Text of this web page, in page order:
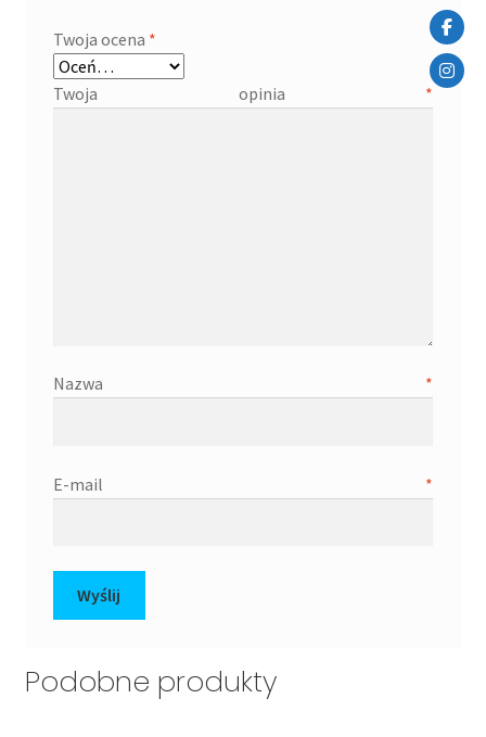
Twoja ocena *
Twoja opinia *
Nazwa *
E-mail *
Podobne produkty